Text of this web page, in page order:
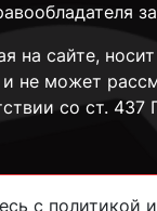
на сайте,
не может
со ст. 437
с политикой